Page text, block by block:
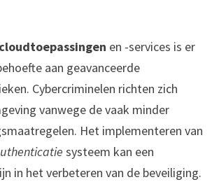
cloudtoepassingen en -services is er
aan geavanceerde
Cybercriminelen richten zich
vanwege de vaak minder
Het implementeren van
systeem kan een
in het verbeteren van de beveiliging.